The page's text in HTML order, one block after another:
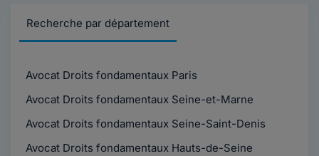
Recherche par département
Avocat Droits fondamentaux Paris
Avocat Droits fondamentaux Seine-et-Marne
Avocat Droits fondamentaux Seine-Saint-Denis
Avocat Droits fondamentaux Hauts-de-Seine